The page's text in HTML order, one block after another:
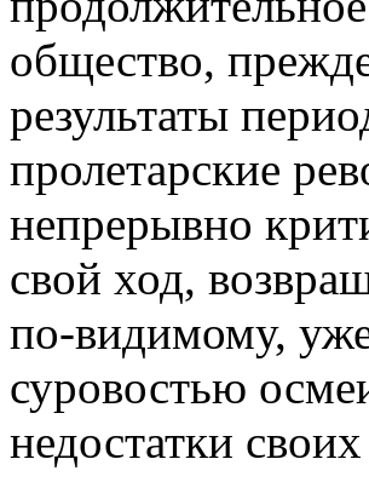
общество,
результаты
пролетарские
непрерывно
свой ход,
по-видимому,
суровостью
недостатки